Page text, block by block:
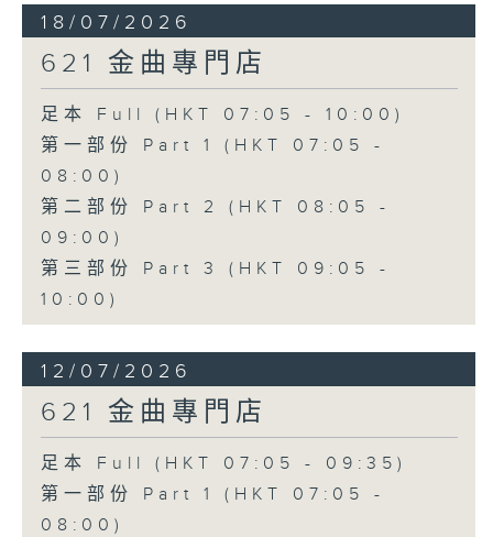
18/07/2026
621 金曲專門店
足本 Full (HKT 07:05 - 10:00)
第一部份 Part 1 (HKT 07:05 -
08:00)
第二部份 Part 2 (HKT 08:05 -
09:00)
第三部份 Part 3 (HKT 09:05 -
10:00)
12/07/2026
621 金曲專門店
足本 Full (HKT 07:05 - 09:35)
第一部份 Part 1 (HKT 07:05 -
08:00)